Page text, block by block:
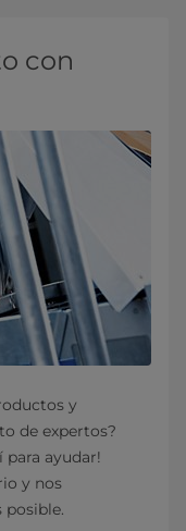
con
y
de expertos?
para ayudar!
y nos